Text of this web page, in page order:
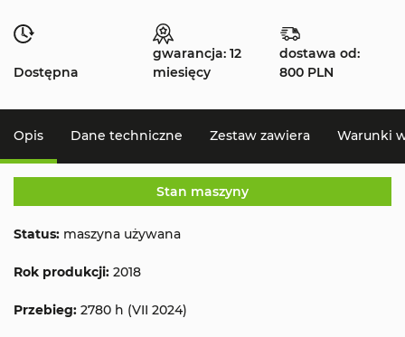
Dostępna
gwarancja: 12
miesięcy
dostawa od:
800 PLN
Opis Dane techniczne Zestaw zawiera Warunki
Stan maszyny
Status: maszyna używana
Rok produkcji: 2018
Przebieg: 2780 h (VII 2024)